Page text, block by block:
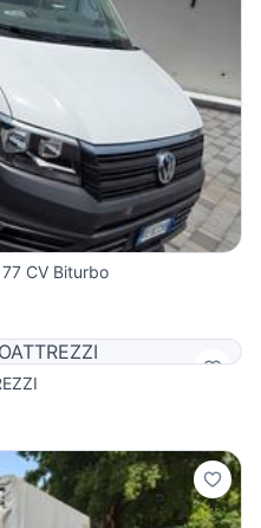
CV Biturbo